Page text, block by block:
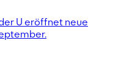
U eröffnet neue